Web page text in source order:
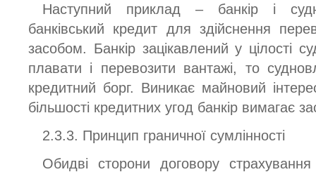
Наступний приклад – банкір і
банківський кредит для здійснення
засобом. Банкір зацікавлений у цілості
плавати і перевозити вантажі, то
кредитний борг. Виникає майновий
більшості кредитних угод банкір вимагає
2.3.3. Принцип граничної сумлінності
Обидві сторони договору страхування